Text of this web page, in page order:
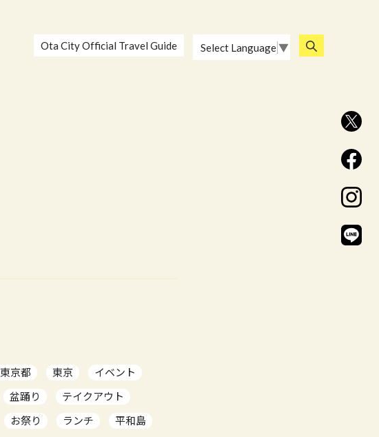
Ota City Official Travel Guide Select Language ▼
東京都 東京
イベント
盆踊り
テイクアウト
お祭り ランチ
平和島